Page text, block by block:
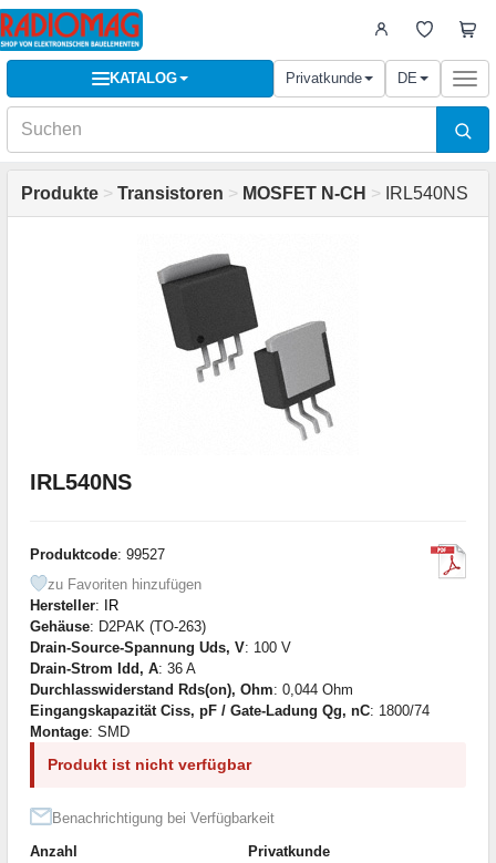
KATALOG Privatkunde DE
Produkte > Transistoren > MOSFET N-CH > IRL540NS
IRL540NS
Produktcode: 99527
zu Favoriten hinzufügen
Hersteller: IR
Gehäuse: D2PAK (TO-263)
Drain-Source-Spannung Uds, V: 100 V
Drain-Strom Idd, A: 36 A
Durchlasswiderstand Rds(on), Ohm: 0,044 Ohm
Eingangskapazität Ciss, pF / Gate-Ladung Qg, nC: 1800/74
Montage: SMD
Produkt ist nicht verfügbar
Benachrichtigung bei Verfügbarkeit
Anzahl
Privatkunde